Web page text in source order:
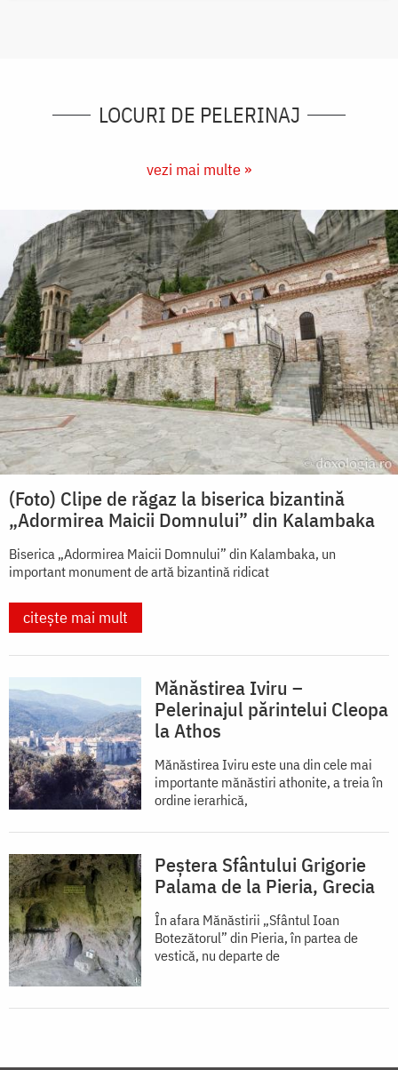
LOCURI DE PELERINAJ
vezi mai multe »
(Foto) Clipe de răgaz la biserica bizantină
„Adormirea Maicii Domnului” din Kalambaka
Biserica „Adormirea Maicii Domnului” din Kalambaka, un
important monument de artă bizantină ridicat
citește mai mult
Mănăstirea Iviru –
Pelerinajul părintelui Cleopa
la Athos
Mănăstirea Iviru este una din cele mai
importante mănăstiri athonite, a treia în
ordine ierarhică,
Peștera Sfântului Grigorie
Palama de la Pieria, Grecia
În afara Mănăstirii „Sfântul Ioan
Botezătorul” din Pieria, în partea de
vestică, nu departe de